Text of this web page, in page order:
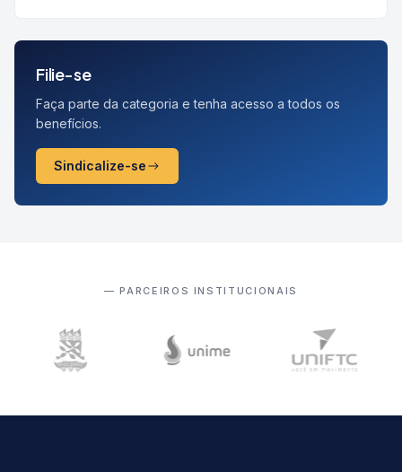
Filie-se
Faça parte da categoria e tenha acesso a todos os
benefícios.
Sindicalize-se
— PARCEIROS INSTITUCIONAIS